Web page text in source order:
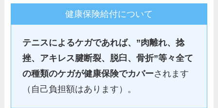
健康保険給付について
テニスによるケガであれば、”肉離れ、捻
挫、アキレス腱断裂、脱臼、骨折”等々全て
の種類のケガが健康保険でカバーされます
（自己負担額はあります）。